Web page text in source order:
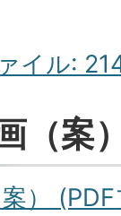
イル:
（案
）